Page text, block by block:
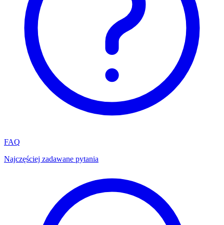
FAQ
Najczęściej zadawane pytania